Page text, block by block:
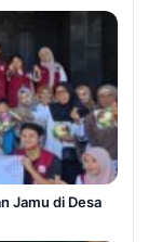
Jamu di Desa